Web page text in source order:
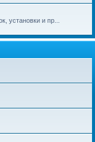
установки и пр...